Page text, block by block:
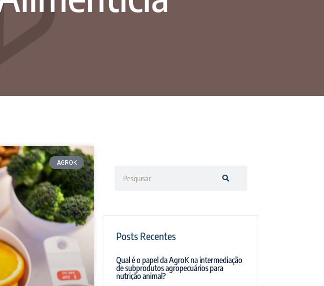
AGROK
Posts Recentes
Qual é o papel da AgroK na intermediação
de subprodutos agropecuários para
nutrição animal?